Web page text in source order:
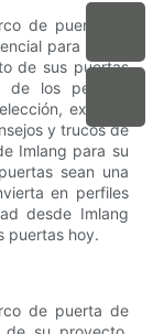
de puerta de
para lograr
de sus puertas
los perfiles,
explorar
y trucos de
Imlang para su
sean una
en perfiles
desde Imlang
puertas hoy.
de puerta de